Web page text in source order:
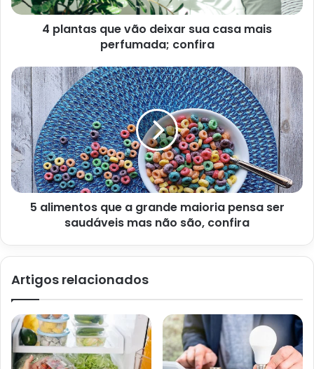
precisar de água!
tempo – UOL
Sempre troque a sua roupa
de cama
Contudo, mesmo que você já tenha aprendido o mais
fundamental, é importante ter em mente algumas outras
4 plantas que vão deixar sua casa mais
perfumada; confira
5 alimentos que a grande maioria pensa ser
saudáveis mas não são, confira
Artigos relacionados